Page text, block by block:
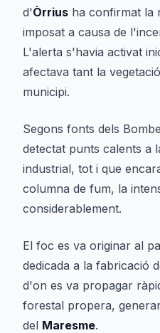
d'Òrrius ha confirmat la
imposat a causa de
L'alerta s'havia activat
afectava tant la
municipi.
Segons fonts dels
detectat punts calents a
industrial, tot i que
columna de fum, la
considerablement.
El foc es va originar al
dedicada a la fabricació
d'on es va propagar
forestal propera,
del Maresme.